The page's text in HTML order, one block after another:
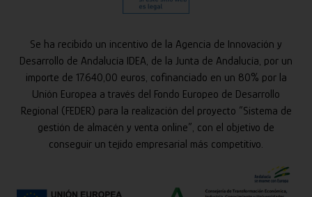
Se ha recibido un incentivo de la Agencia de Innovación y
Desarrollo de Andalucía IDEA, de la Junta de Andalucía, por un
importe de 17.640,00 euros, cofinanciado en un 80% por la
Unión Europea a través del Fondo Europeo de Desarrollo
Regional (FEDER) para la realización del proyecto “Sistema de
gestión de almacén y venta online”, con el objetivo de
conseguir un tejido empresarial más competitivo.